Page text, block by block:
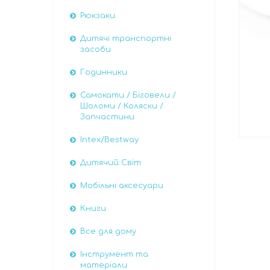
Рюкзаки
Дитячі транспортні
засоби
Годинники
Самокати / Біговели /
Шоломи / Коляски /
Запчастини
Intex/Bestway
Дитячий Світ
Мобільні аксесуари
Книги
Все для дому
Інструмент та
матеріали